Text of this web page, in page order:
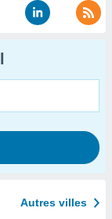
Autres villes